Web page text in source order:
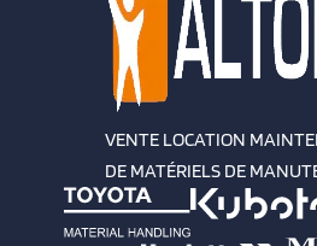
VENTE LOCATION
DE MATÉRIELS DE